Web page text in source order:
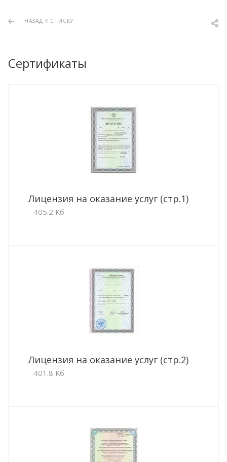
НАЗАД К СПИСКУ
Сертификаты
Лицензия на оказание услуг (стр.1)
405.2 Кб
Лицензия на оказание услуг (стр.2)
401.8 Кб